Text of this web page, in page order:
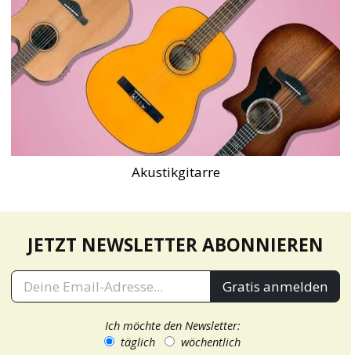
Akustikgitarre
JETZT NEWSLETTER ABONNIEREN
Gratis anmelden
Ich möchte den Newsletter:
täglich
wöchentlich